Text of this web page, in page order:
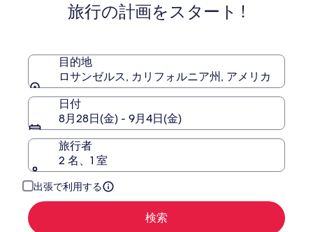
常
料
つ
い
て
の
細
を
ア
ウ
ィ
ン
レ
旅行の計画をスタート !
目的地
ロサンゼルス, カリフォルニア州, アメリカ
日付
8月28日(金) - 9月4日(金)
旅行者
2 名、1 室
出張で利用する
検索